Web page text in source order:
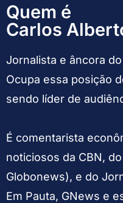
Quem é
Carlos
Jornalista e âncora
Ocupa essa posição
sendo líder de
É comentarista
noticiosos da CBN,
Globonews), e do
Em Pauta, GNews e